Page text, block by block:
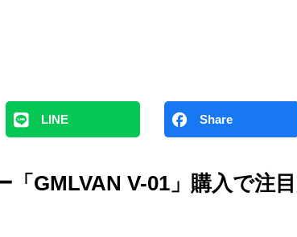
LINE Share
GMLVAN V-01」購入で注目